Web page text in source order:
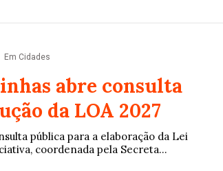
Em Cidades
abre consulta
da LOA 2027
pública para a elaboração da Lei
coordenada pela Secreta...